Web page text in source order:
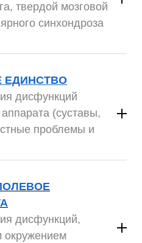
твердой мозговой
синхондроза
ЕДИНСТВО
дисфункций
(суставы,
проблемы и
дисфункций,